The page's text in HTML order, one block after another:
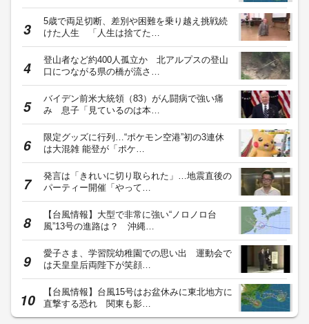
5歳で両足切断、差別や困難を乗り越え挑戦続
けた人生 「人生は捨てた…
登山者など約400人孤立か 北アルプスの登山
口につながる県の橋が流さ…
バイデン前米大統領（83）がん闘病で強い痛
み 息子「見ているのは本…
限定グッズに行列…“ポケモン空港”初の3連休
は大混雑 能登が「ポケ…
発言は「きれいに切り取られた」…地震直後の
パーティー開催「やって…
【台風情報】大型で非常に強い“ノロノロ台
風”13号の進路は？ 沖縄…
愛子さま、学習院幼稚園での思い出 運動会で
は天皇皇后両陛下が笑顔…
【台風情報】台風15号はお盆休みに東北地方に
直撃する恐れ 関東も影…